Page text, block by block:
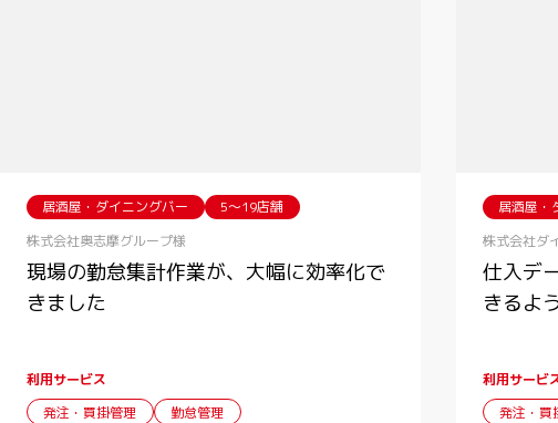
居酒屋・ダイニングバー
5〜19店舗
株式会社奥志摩グループ様
現場の勤怠集計作業が、大幅に効率化で
きました
利用サービス
発注・買掛管理
勤怠管理
居酒屋・
株式会社ダ
仕入デ
きるよ
利用サービ
発注・買